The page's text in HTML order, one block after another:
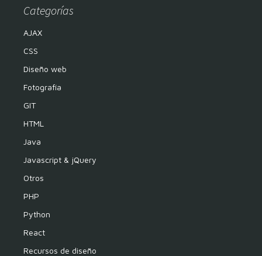
Categorías
AJAX
CSS
Diseño web
Fotografía
GIT
HTML
Java
Javascript & jQuery
Otros
PHP
Python
React
Recursos de diseño